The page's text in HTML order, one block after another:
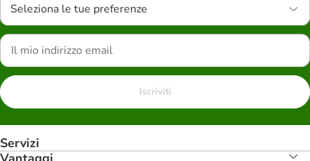
Seleziona le tue preferenze
Iscriviti
Servizi